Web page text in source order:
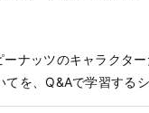
ナッツのキャラクタ
てを、Q&Aで学習する